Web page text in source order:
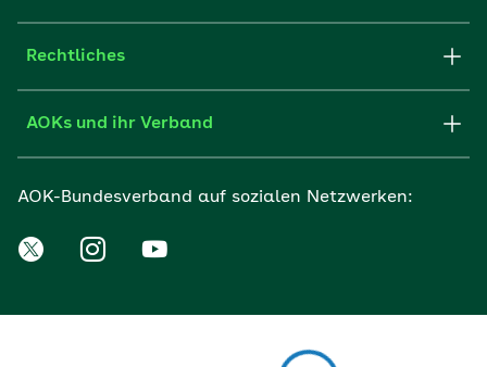
Rechtliches
AOKs und ihr Verband
AOK-Bundesverband auf sozialen Netzwerken: